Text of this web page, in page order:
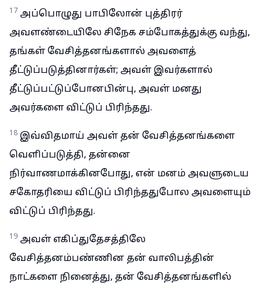
17 அப்பொழுது பாபிலோன் புத்திரர்
அவளண்டையிலே சிநேக சம்போகத்துக்கு வந்து,
தங்கள் வேசித்தனங்களால் அவளைத்
தீட்டுப்படுத்தினார்கள்; அவள் இவர்களால்
தீட்டுப்பட்டுப்போனபின்பு, அவள் மனது
அவர்களை விட்டுப் பிரிந்தது.
18 இவ்விதமாய் அவள் தன் வேசித்தனங்களை
வெளிப்படுத்தி, தன்னை
நிர்வாணமாக்கினபோது, என் மனம் அவளுடைய
சகோதரியை விட்டுப் பிரிந்ததுபோல அவளையும்
விட்டுப் பிரிந்தது.
19 அவள் எகிப்துதேசத்திலே
வேசித்தனம்பண்ணின தன் வாலிபத்தின்
நாட்களை நினைத்து, தன் வேசித்தனங்களில்